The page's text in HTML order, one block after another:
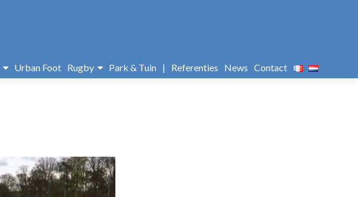
Urban Foot Rugby Park & Tuin | Referenties News Contact